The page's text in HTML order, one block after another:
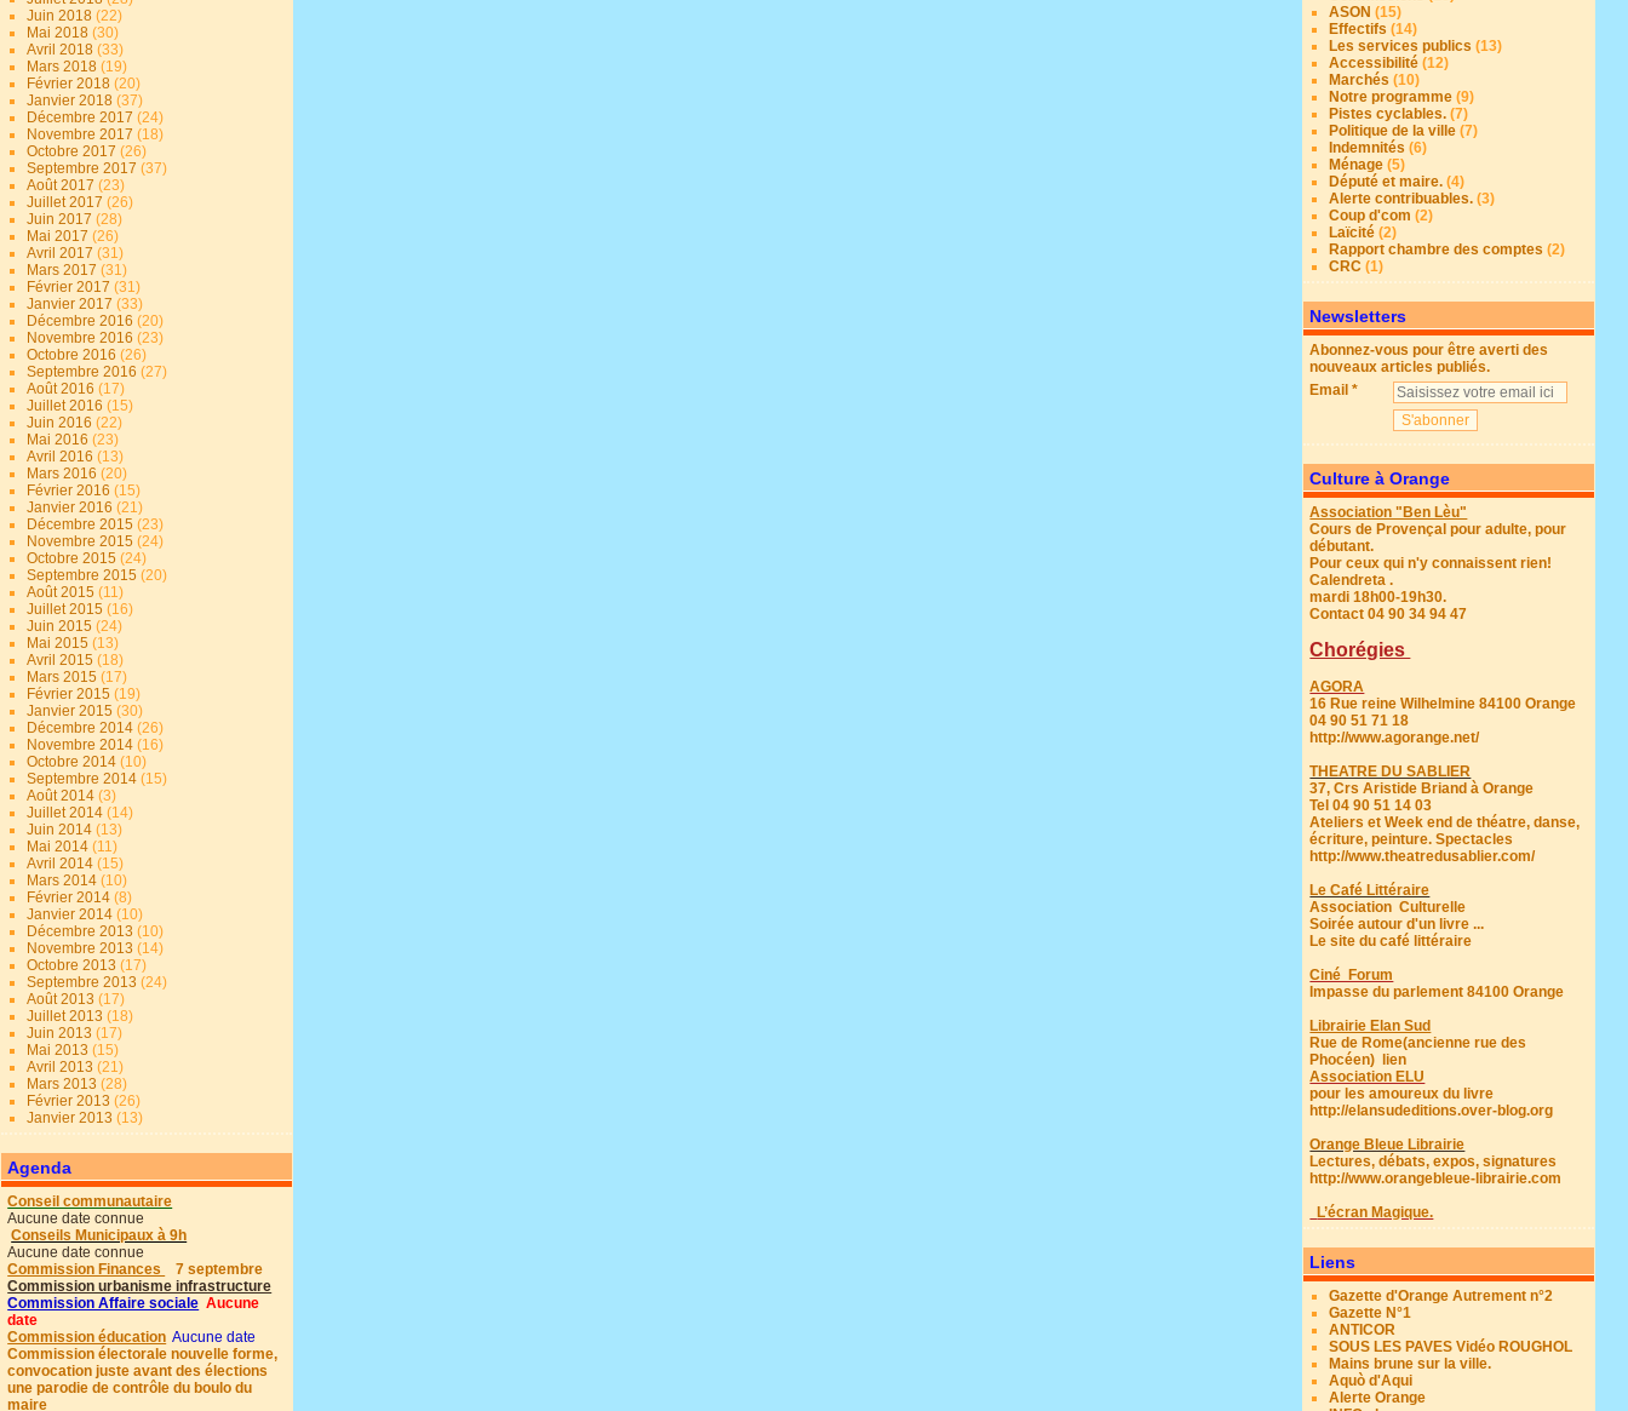
Juin 2018(22)
Mai 2018(30)
Avril 2018(33)
Mars 2018(19)
Février 2018(20)
Janvier 2018(37)
Décembre 2017(24)
Novembre 2017(18)
Octobre 2017(26)
Septembre 2017(37)
Août 2017(23)
Juillet 2017(26)
Juin 2017(28)
Mai 2017(26)
Avril 2017(31)
Mars 2017(31)
Février 2017(31)
Janvier 2017(33)
Décembre 2016(20)
Novembre 2016(23)
Octobre 2016(26)
Septembre 2016(27)
Août 2016(17)
Juillet 2016(15)
Juin 2016(22)
Mai 2016(23)
Avril 2016(13)
Mars 2016(20)
Février 2016(15)
Janvier 2016(21)
Décembre 2015(23)
Novembre 2015(24)
Octobre 2015(24)
Septembre 2015(20)
Août 2015(11)
Juillet 2015(16)
Juin 2015(24)
Mai 2015(13)
Avril 2015(18)
Mars 2015(17)
Février 2015(19)
Janvier 2015(30)
Décembre 2014(26)
Novembre 2014(16)
Octobre 2014(10)
Septembre 2014(15)
Août 2014(3)
Juillet 2014(14)
Juin 2014(13)
Mai 2014(11)
Avril 2014(15)
Mars 2014(10)
Février 2014(8)
Janvier 2014(10)
Décembre 2013(10)
Novembre 2013(14)
Octobre 2013(17)
Septembre 2013(24)
Août 2013(17)
Juillet 2013(18)
Juin 2013(17)
Mai 2013(15)
Avril 2013(21)
Mars 2013(28)
Février 2013(26)
Janvier 2013(13)
Agenda
Conseil communautaire
Aucune date connue
Conseils Municipaux à 9h
Aucune date connue
Commission Finances
7 septembre
Commission urbanisme infrastructure
Commission Affaire sociale Aucune
date
Commission éducation Aucune date
Commission électorale nouvelle forme,
convocation juste avant des élections
une parodie de contrôle du boulo du
maire
ASON (15)
Effectifs (14)
Les services publics (13)
Accessibilité (12)
Marchés (10)
Notre programme (9)
Pistes cyclables. (7)
Politique de la ville (7)
Indemnités (6)
Ménage (5)
Député et maire. (4)
Alerte contribuables. (3)
Coup d'com (2)
Laïcité (2)
Rapport chambre des comptes (2)
CRC (1)
Newsletters
Abonnez-vous pour être averti des
nouveaux articles publiés.
Email
Culture à Orange
Association "Ben Lèu"
Cours de Provençal pour adulte, pour
débutant.
Pour ceux qui n'y connaissent rien!
Calendreta .
mardi 18h00-19h30.
Contact 04 90 34 94 47
Chorégies
AGORA
16 Rue reine Wilhelmine 84100 Orange
04 90 51 71 18
http://www.agorange.net/
THEATRE DU SABLIER
37, Crs Aristide Briand à Orange
Tel 04 90 51 14 03
Ateliers et Week end de théatre, danse,
écriture, peinture. Spectacles
http://www.theatredusablier.com/
Le Café Littéraire
Association Culturelle
Soirée autour d'un livre ...
Le site du café littéraire
Ciné Forum
Impasse du parlement 84100 Orange
Librairie Elan Sud
Rue de Rome(ancienne rue des
Phocéen)
lien
Association ELU
pour les amoureux du livre
http://elansudeditions.over-blog.org
Orange Bleue Librairie
Lectures, débats, expos, signatures
http://www.orangebleue-librairie.com
L’écran Magique.
Liens
Gazette d'Orange Autrement n°2
Gazette N°1
ANTICOR
SOUS LES PAVES Vidéo ROUGHOL
Mains brune sur la ville.
Aquò d'Aqui
Alerte Orange